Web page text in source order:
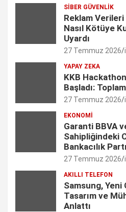
k
e
d
n
t
t
e
r
T
u
b
C
a
n
n
e
l
SIBER GÜVENLIK
Reklam Verileri
Nasıl Kötüye
Uyardı
27 Temmuz 2026
YAPAY ZEKA
KKB
Başladı:
27 Temmuz 2026
EKONOMI
Garanti BBVA
Sahipliğindeki
Bankacılık
27 Temmuz 2026
AKILLI TELEFON
Samsung, Yeni
Tasarım ve
Anlattı